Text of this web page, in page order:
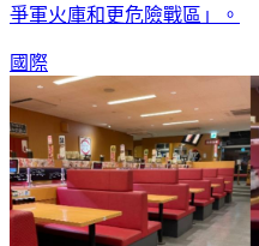
爭軍火庫和更危險戰區」。
國際